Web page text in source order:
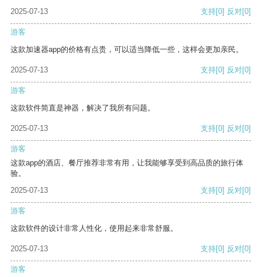
2025-07-13
支持[0] 反对[0]
游客
这款加速器app的价格有点贵，可以适当降低一些，这样会更加亲民。
2025-07-13 支持[0] 反对[0]
游客
这款软件简直是神器，解决了我所有问题。
2025-07-13 支持[0] 反对[0]
游客
这款app的酒店、餐厅推荐非常有用，让我能够享受到高品质的旅行体
验。
2025-07-13
支持[0] 反对[0]
游客
这款软件的设计非常人性化，使用起来非常舒服。
2025-07-13 支持[0] 反对[0]
游客